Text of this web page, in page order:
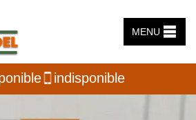
MENU
indisponible